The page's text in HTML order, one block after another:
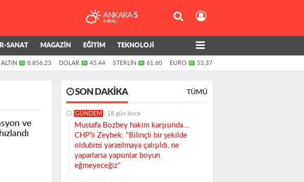
ANKARA 5
KAPALI
SANAT MAGAZİN EĞİTİM TEKNOLOJİ
ALTIN 6.856,23 DOLAR 45,44 STERLİN 61,60 EURO 53,37
ve
SON DAKIKA TÜMÜ
GÜNDEM 18 gün önce
Mustafa Bozbey hakim karşısında...
CHP'li Zeybek: "Bilinçli bir şekilde
oldubitti yaratılmaya çalışıldı, ne
yaparlarsa yapsınlar boyun
eğmeyeceğiz"